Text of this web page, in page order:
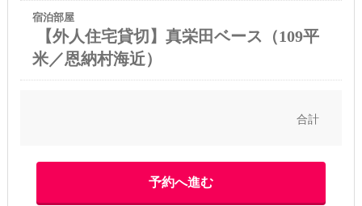
宿泊部屋
【外人住宅貸切】真栄田ベース（109平
米／恩納村海近）
合計